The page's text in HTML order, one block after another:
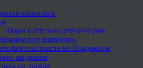
живопись
Шарж пастелью (стилизация)
под живопись
фото на холсте во Владимире
на дереве
на досках